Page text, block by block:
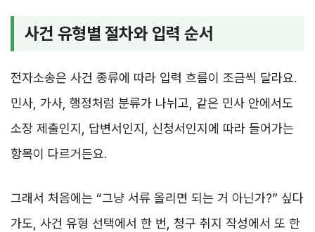
사건 유형별 절차와 입력 순서
전자소송은 사건 종류에 따라 입력 흐름이 조금씩 달라요.
민사, 가사, 행정처럼 분류가 나뉘고, 같은 민사 안에서도
소장 제출인지, 답변서인지, 신청서인지에 따라 들어가는
항목이 다르거든요.
그래서 처음에는 “그냥 서류 올리면 되는 거 아닌가?” 싶다
가도, 사건 유형 선택에서 한 번, 청구 취지 작성에서 또 한